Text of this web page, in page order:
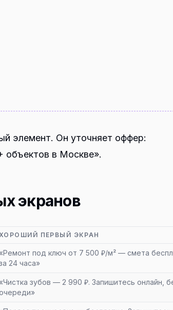
элемент. Он уточняет оффер:
объектов в Москве».
экранов
ПЕРВЫЙ ЭКРАН
«Ремонт под ключ от 7 500 ₽/м² — смета
24 часа»
«Чистка зубов — 2 990 ₽. Запишитесь онлайн,